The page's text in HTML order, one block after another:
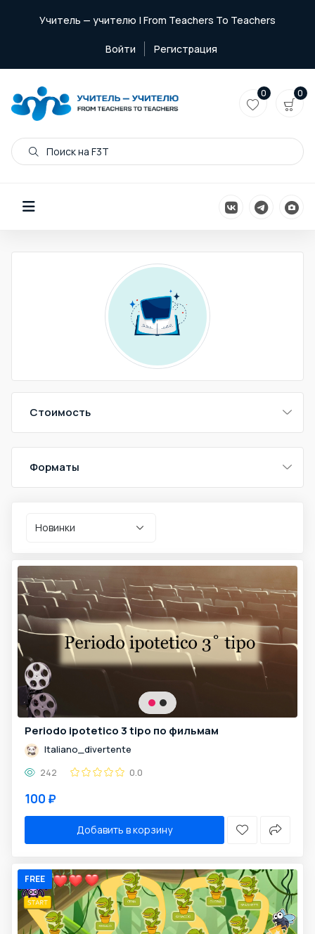
Учитель — учителю | From Teachers To Teachers
Войти Регистрация
Поиск на F3T
0 0
Стоимость
Форматы
Periodo ipotetico 3 tipo по фильмам
Italiano_divertente
242
0.0
100 ₽
Добавить в корзину
FREE